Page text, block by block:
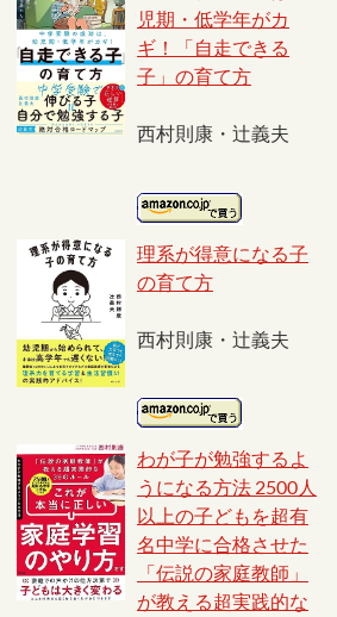
児期・低学年がカ
ギ！「自走できる
子」の育て方
西村則康・辻義夫
理系が得意になる子
の育て方
西村則康・辻義夫
わが子が勉強するよ
うになる方法 2500人
以上の子どもを超有
名中学に合格させた
「伝説の家庭教師」
が教える超実践的な